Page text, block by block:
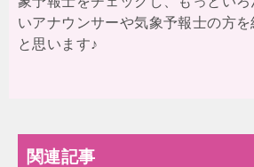
いアナウンサーや気象予報士の方
と思います♪
関連記事